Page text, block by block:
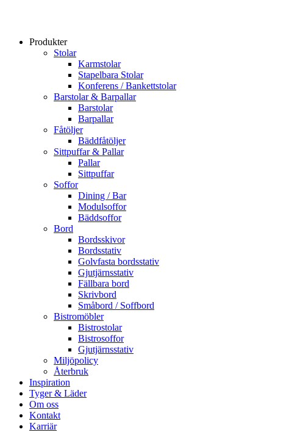
Produkter
Stolar
Karmstolar
Stapelbara Stolar
Konferens / Bankettstolar
Barstolar & Barpallar
Barstolar
Barpallar
Fåtöljer
Bäddfåtöljer
Sittpuffar & Pallar
Pallar
Sittpuffar
Soffor
Dining / Bar
Modulsoffor
Bäddsoffor
Bord
Bordsskivor
Bordsstativ
Golvfasta bordsstativ
Gjutjärnsstativ
Fällbara bord
Skrivbord
Småbord / Soffbord
Bistromöbler
Bistrostolar
Bistrosoffor
Gjutjärnsstativ
Miljöpolicy
Återbruk
Inspiration
Tyger & Läder
Om oss
Kontakt
Karriär